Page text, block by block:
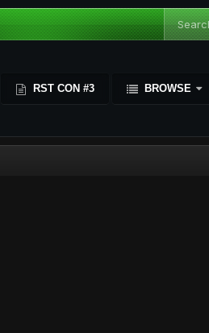
RST CON #3 BROWSE